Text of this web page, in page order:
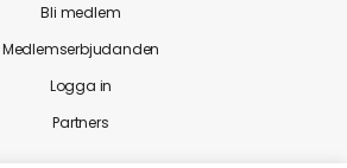
Bli medlem
Medlemserbjudanden
Logga in
Partners